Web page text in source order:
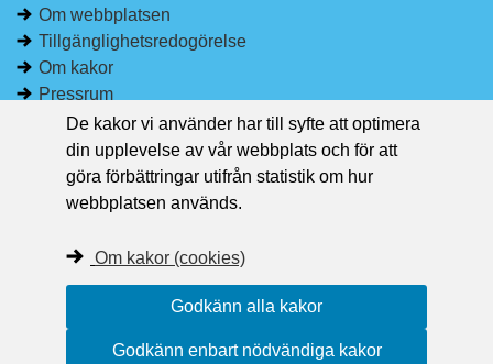
Om webbplatsen
Tillgänglighetsredogörelse
Om kakor
Pressrum
Håll dig uppdaterad
Följ Region Västernorrland på Facebook
Region Västernorrland i sociala medier
De kakor vi använder har till syfte att optimera
din upplevelse av vår webbplats och för att
göra förbättringar utifrån statistik om hur
webbplatsen används.
Om kakor (cookies)
Godkänn alla kakor
Godkänn enbart nödvändiga kakor